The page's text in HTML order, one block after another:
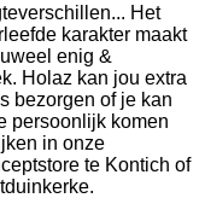
Het
karakter maakt
enig &
Holaz kan jou extra
bezorgen of je kan
persoonlijk komen
in onze
te Kontich of